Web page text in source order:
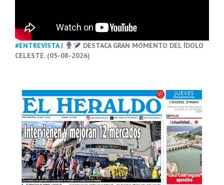
#ENTREVISTA|
DESTACA GRAN MOMENTO DEL ÍDOLO
CELESTE. (05-08-2026)